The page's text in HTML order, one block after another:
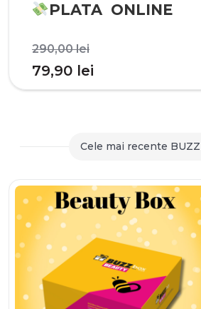
PLATA ONLINE
290,00leiPrețul
inițial
a
290,00 lei.
79,90 lei
curent
79,90 lei.
Cele mai recente